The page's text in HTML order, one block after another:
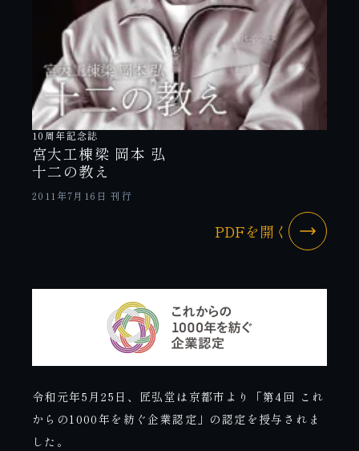
10周年記念誌
宮大工棟梁 岡本 弘
十二の教え
2011年7月16日 刊行
PDFを開く
令和元年5月25日、匠弘堂は京都市より「第4回 これ
からの1000年を紡ぐ企業認定」の認定を授与されま
した。